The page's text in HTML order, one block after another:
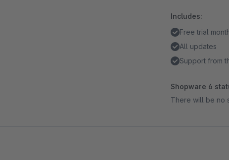
Includes:
Free trial
All updates
Support from
Shopware 6
There will be no